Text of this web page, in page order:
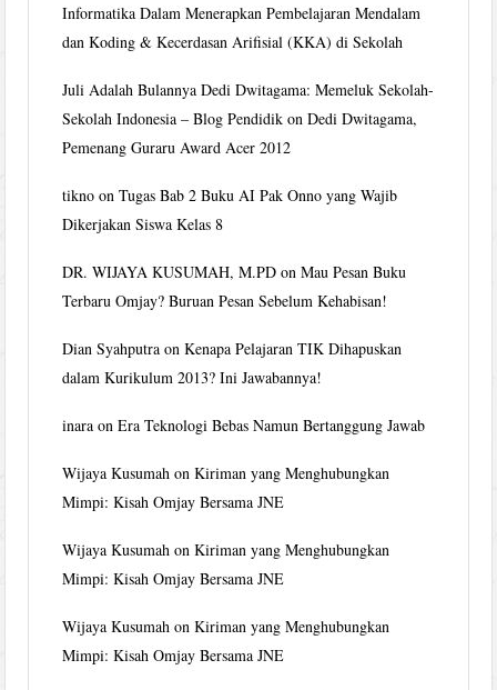
Informatika Dalam Menerapkan Pembelajaran Mendalam
dan Koding & Kecerdasan Arifisial (KKA) di Sekolah
Juli Adalah Bulannya Dedi Dwitagama: Memeluk Sekolah-
Sekolah Indonesia – Blog Pendidik onDedi Dwitagama,
Pemenang Guraru Award Acer 2012
tikno onTugas Bab 2 Buku AI Pak Onno yang Wajib
Dikerjakan Siswa Kelas 8
DR. WIJAYA KUSUMAH, M.PD onMau Pesan Buku
Terbaru Omjay? Buruan Pesan Sebelum Kehabisan!
Dian Syahputra onKenapa Pelajaran TIK Dihapuskan
dalam Kurikulum 2013? Ini Jawabannya!
inara onEra Teknologi Bebas Namun Bertanggung Jawab
Wijaya Kusumah onKiriman yang Menghubungkan
Mimpi: Kisah Omjay Bersama JNE
Wijaya Kusumah onKiriman yang Menghubungkan
Mimpi: Kisah Omjay Bersama JNE
Wijaya Kusumah onKiriman yang Menghubungkan
Mimpi: Kisah Omjay Bersama JNE